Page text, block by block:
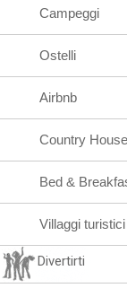
Campeggi
Ostelli
Airbnb
Country House
Bed &
Villaggi turistici
Divertirti